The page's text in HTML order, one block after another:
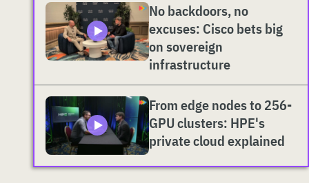
No backdoors, no
excuses: Cisco bets big
on sovereign
infrastructure
From edge nodes to 256-
GPU clusters: HPE's
private cloud explained